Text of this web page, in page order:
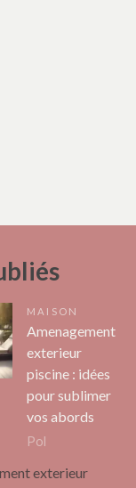
MAISON
Amenagement
exterieur
piscine : idées
pour sublimer
vos abords
Pol
exterieur